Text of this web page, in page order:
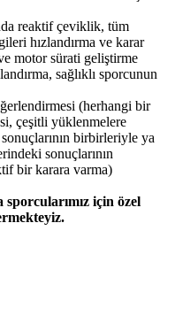
reaktif çeviklik, tüm
hızlandırma ve karar
motor sürati geliştirme
sağlıklı sporcunun
(herhangi bir
çeşitli yüklenmelere
birbirleriyle ya
sonuçlarının
bir karara varma)
için özel